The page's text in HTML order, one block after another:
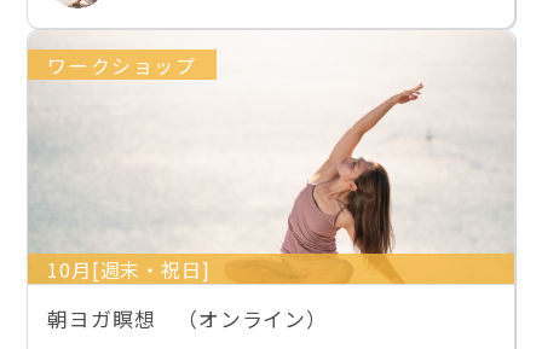
ワークショップ
10月[週末・祝日]
朝ヨガ瞑想 （オンライン）